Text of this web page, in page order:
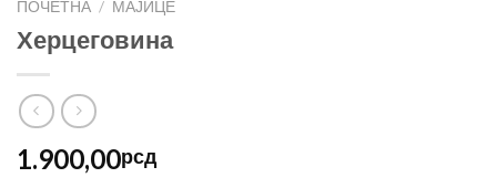
ПОЧЕТНА / МАЈИЦЕ
Херцеговина
1.900,00рсд